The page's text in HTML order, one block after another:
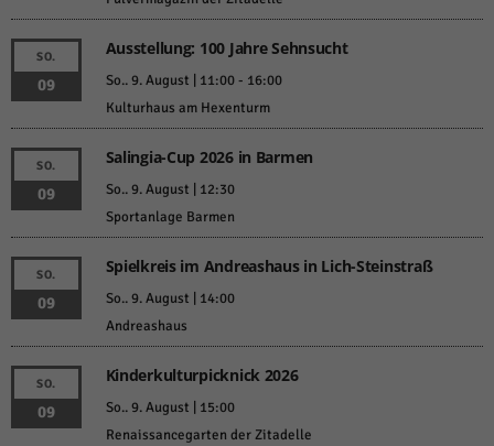
SO.
09
Ausstellung: 100 Jahre Sehnsucht
So.. 9. August | 11:00- 16:00
Kulturhaus am Hexenturm
SO.
09
Salingia-Cup 2026 in Barmen
So.. 9. August | 12:30
Sportanlage Barmen
SO.
09
Spielkreis im Andreashaus in Lich-Steinstraß
So.. 9. August | 14:00
Andreashaus
SO.
09
Kinderkulturpicknick 2026
So.. 9. August | 15:00
Renaissancegarten der Zitadelle